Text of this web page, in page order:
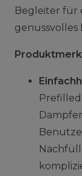
Begleiter für
genussvolles